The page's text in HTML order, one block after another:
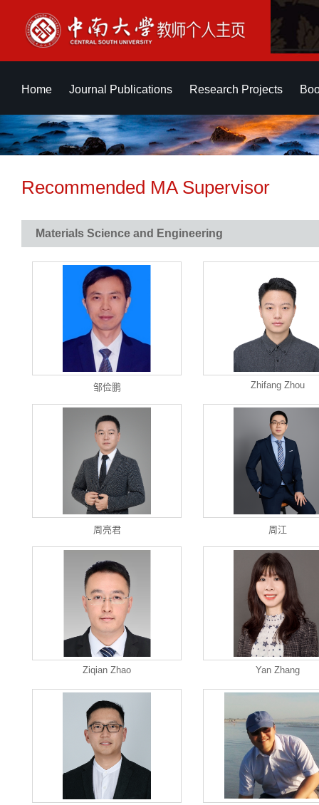
Home Journal Publications Research Projects
Recommended MA Supervisor
Materials Science and Engineering
邹俭鹏 Zhifang Zhou
周亮君 周江
Ziqian Zhao Yan Zhang